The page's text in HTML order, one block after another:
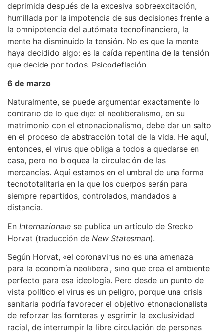
deprimida después de la excesiva sobreexcitación,
humillada por la impotencia de sus decisiones frente a
la omnipotencia del autómata tecnofinanciero, la
mente ha disminuido la tensión. No es que la mente
haya decidido algo: es la caída repentina de la tensión
que decide por todos. Psicodeflación.
6 de marzo
Naturalmente, se puede argumentar exactamente lo
contrario de lo que dije: el neoliberalismo, en su
matrimonio con el etnonacionalismo, debe dar un salto
en el proceso de abstracción total de la vida. He aquí,
entonces, el virus que obliga a todos a quedarse en
casa, pero no bloquea la circulación de las
mercancías. Aquí estamos en el umbral de una forma
tecnototalitaria en la que los cuerpos serán para
siempre repartidos, controlados, mandados a
distancia.
En Internazionale se publica un artículo de Srecko
Horvat (traducción de New Statesman).
Según Horvat, «el coronavirus no es una amenaza
para la economía neoliberal, sino que crea el ambiente
perfecto para esa ideología. Pero desde un punto de
vista político el virus es un peligro, porque una crisis
sanitaria podría favorecer el objetivo etnonacionalista
de reforzar las fornteras y esgrimir la exclusividad
racial, de interrumpir la libre circulación de personas